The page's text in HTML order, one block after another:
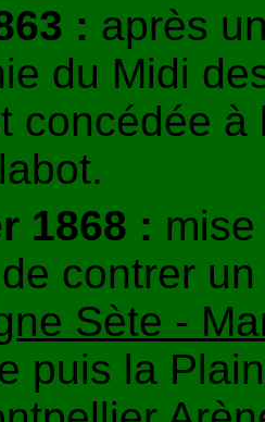
: après
du Midi
concédée
1868 :
contrer
Sète -
puis la